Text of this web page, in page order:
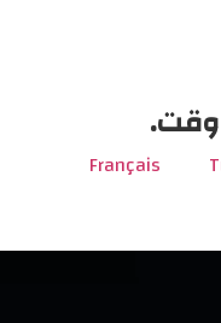
وقت.
Français